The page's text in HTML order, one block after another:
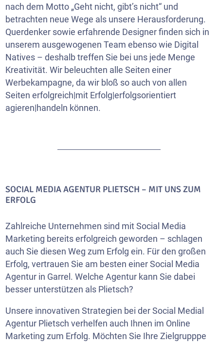
nach dem Motto „Geht nicht, gibt’s nicht“ und
betrachten neue Wege als unsere Herausforderung.
Querdenker sowie erfahrende Designer finden sich in
unserem ausgewogenen Team ebenso wie Digital
Natives – deshalb treffen Sie bei uns jede Menge
Kreativität. Wir beleuchten alle Seiten einer
Werbekampagne, da wir bloß so auch von allen
Seiten erfolgreich|mit Erfolg|erfolgsorientiert
agieren|handeln können.
SOCIAL MEDIA AGENTUR PLIETSCH – MIT UNS ZUM
ERFOLG
Zahlreiche Unternehmen sind mit Social Media
Marketing bereits erfolgreich geworden – schlagen
auch Sie diesen Weg zum Erfolg ein. Für den großen
Erfolg, vertrauen Sie am besten einer Social Media
Agentur in Garrel. Welche Agentur kann Sie dabei
besser unterstützen als Plietsch?
Unsere innovativen Strategien bei der Social Medial
Agentur Plietsch verhelfen auch Ihnen im Online
Marketing zum Erfolg. Möchten Sie Ihre Zielgrupppe